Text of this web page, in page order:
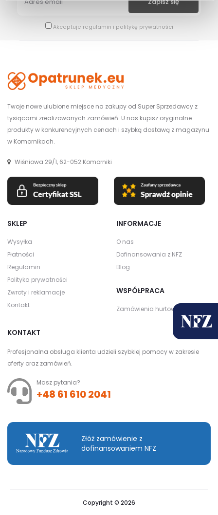
Akceptuje regulamin i politykę prywatności
Twoje nowe ulubione miejsce na zakupy od Super Sprzedawcy z
tysiącami zrealizowanych zamówień. U nas kupisz oryginalne
produkty w konkurencyjnych cenach i szybką dostawą z magazynu
w Komornikach.
Wiśniowa 29/1, 62-052 Komorniki
SKLEP
Wysyłka
Płatności
Regulamin
Polityka prywatności
Zwroty i reklamacje
Kontakt
INFORMACJE
O nas
Dofinansowania z NFZ
Blog
WSPÓŁPRACA
Zamówienia hurtowe
KONTAKT
Profesjonalna obsługa klienta udzieli szybkiej pomocy w zakresie
oferty oraz zamówień.
Masz pytania?
+48 61 610 2041
Złóż zamówienie z
dofinansowaniem NFZ
Copyright © 2026